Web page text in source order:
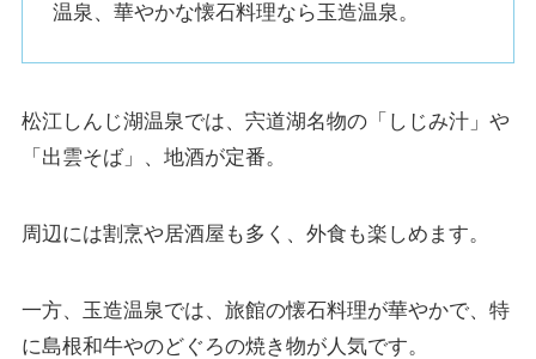
温泉、華やかな懐石料理なら玉造温泉。
松江しんじ湖温泉では、宍道湖名物の「しじみ汁」や
「出雲そば」、地酒が定番。
周辺には割烹や居酒屋も多く、外食も楽しめます。
一方、玉造温泉では、旅館の懐石料理が華やかで、特
に島根和牛やのどぐろの焼き物が人気です。